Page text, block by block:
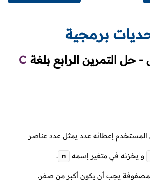
برمجية
- حل التمرين الرابع بلغة C
إعطائه عدد يمثل عدد عناصر
و يخزنه في متغير إسمه n
.
يجب أن يكون أكبر من صفر.